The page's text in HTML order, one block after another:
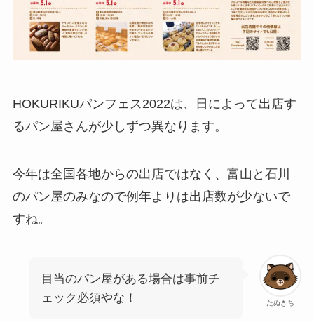
HOKURIKUパンフェス2022は、日によって出店す
るパン屋さんが少しずつ異なります。
今年は全国各地からの出店ではなく、富山と石川
のパン屋のみなので例年よりは出店数が少ないで
すね。
たぬきち
目当のパン屋がある場合は事前チ
ェック必須やな！